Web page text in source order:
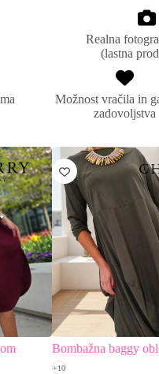
Realna
(lastna
Možnost vračila in
zadovoljstva
Bombažna baggy
+10